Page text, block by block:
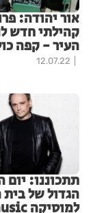
אור יהודה:
קהילתי חדש
העיר - קפה
12.07.22
תתכוננו:
הגדול של
למוסיקה Ono music